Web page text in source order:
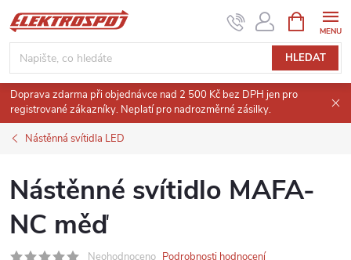
Přejít
na
obsah
HLEDAT
NÁKUPNÍ
KOŠÍK
Doprava zdarma při objednávce nad 2 500 Kč bez DPH jen pro
registrované zákazníky. Neplatí pro nadrozměrné zásilky.
Nástěnná svítidla LED
Nástěnné svítidlo MAFA-
NC měď
Neohodnoceno Podrobnosti hodnocení